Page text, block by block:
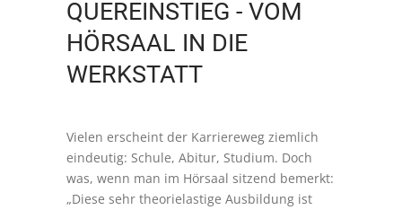
QUEREINSTIEG - VOM
HÖRSAAL IN DIE
WERKSTATT
Vielen erscheint der Karriereweg ziemlich
eindeutig: Schule, Abitur, Studium. Doch
was, wenn man im Hörsaal sitzend bemerkt:
„Diese sehr theorielastige Ausbildung ist